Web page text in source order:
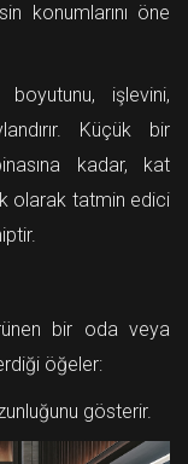
konumlarını öne
işlevini,
Küçük bir
kadar, kat
olarak tatmin edici
bir oda veya
öğeler:
gösterir.